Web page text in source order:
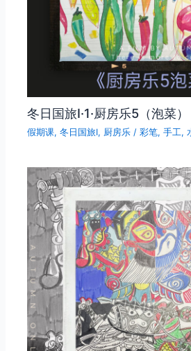
冬日国旅Ⅰ·1·厨房乐5（泡菜）
假期课,冬日国旅Ⅰ, 厨房乐 /彩笔,手工,